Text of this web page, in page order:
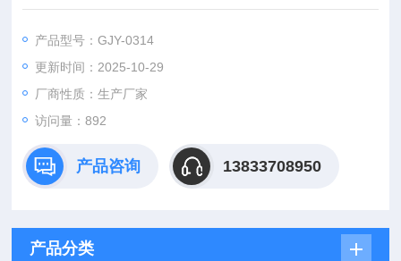
晶压而不发生显著破坏或强度降低的性能，
是测定石料坚固性能(也称安定性)的方法。
产品型号：GJY-0314
更新时间：2025-10-29
厂商性质：生产厂家
访问量：892
产品咨询 13833708950
产品分类